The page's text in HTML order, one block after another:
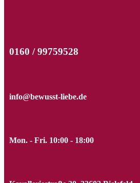
0160 / 99759528
info@bewusst-liebe.de
Mon. - Fri. 10:00 - 18:00